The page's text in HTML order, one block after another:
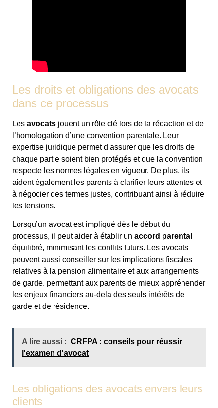
Les droits et obligations des avocats
dans ce processus
Les avocats jouent un rôle clé lors de la rédaction et de
l’homologation d’une convention parentale. Leur
expertise juridique permet d’assurer que les droits de
chaque partie soient bien protégés et que la convention
respecte les normes légales en vigueur. De plus, ils
aident également les parents à clarifier leurs attentes et
à négocier des termes justes, contribuant ainsi à réduire
les tensions.
Lorsqu’un avocat est impliqué dès le début du
processus, il peut aider à établir un accord parental
équilibré, minimisant les conflits futurs. Les avocats
peuvent aussi conseiller sur les implications fiscales
relatives à la pension alimentaire et aux arrangements
de garde, permettant aux parents de mieux appréhender
les enjeux financiers au-delà des seuls intérêts de
garde et de résidence.
A lire aussi : CRFPA : conseils pour réussir
l'examen d'avocat
Les obligations des avocats envers leurs
clients